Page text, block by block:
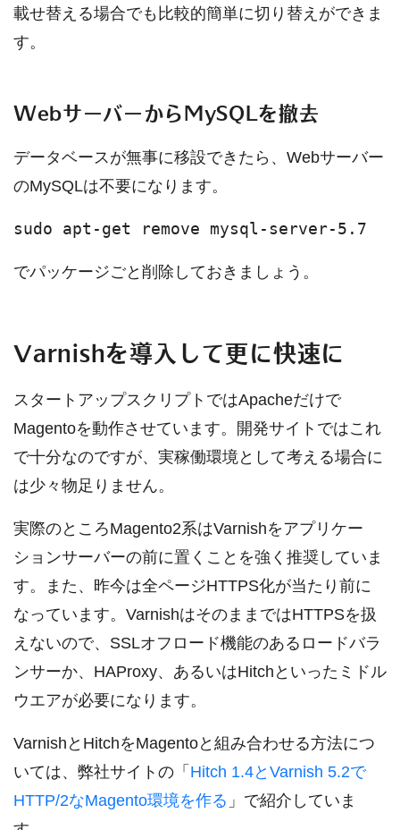
載せ替える場合でも比較的簡単に切り替えができま
す。
WebサーバーからMySQLを撤去
データベースが無事に移設できたら、Webサーバー
のMySQLは不要になります。
sudo apt-get remove mysql-server-5.7
でパッケージごと削除しておきましょう。
Varnishを導入して更に快速に
スタートアップスクリプトではApacheだけで
Magentoを動作させています。開発サイトではこれ
で十分なのですが、実稼働環境として考える場合に
は少々物足りません。
実際のところMagento2系はVarnishをアプリケー
ションサーバーの前に置くことを強く推奨していま
す。また、昨今は全ページHTTPS化が当たり前に
なっています。VarnishはそのままではHTTPSを扱
えないので、SSLオフロード機能のあるロードバラ
ンサーか、HAProxy、あるいはHitchといったミドル
ウエアが必要になります。
VarnishとHitchをMagentoと組み合わせる方法につ
いては、弊社サイトの「 Hitch 1.4とVarnish 5.2で
HTTP/2なMagento環境を作る 」で紹介していま